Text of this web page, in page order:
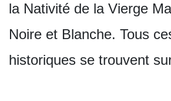
la Nativité de la Vierge
Noire et Blanche. Tous
historiques se trouvent